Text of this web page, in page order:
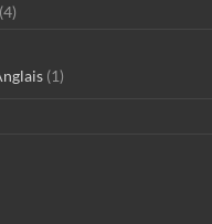
(1)